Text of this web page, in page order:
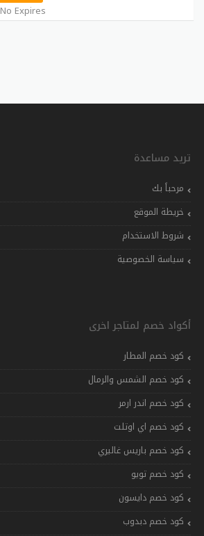
No Expires
تريد مساعدة
مرحباً بك
خريطة الموقع
شروط الاستخدام
سياسة الخصوصية
أكواد خصم لمتاجر اخرى
كود خصم المطار
كود خصم الشمس والرمال
كود خصم اندر ارمر
كود خصم اي اوتلت
كود خصم باريس غاليري
كود خصم تويو
كود خصم دايسون
كود خصم دبدوب